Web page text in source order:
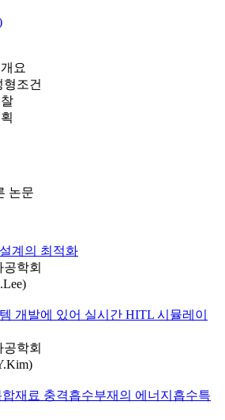
요
형조건
논문
계의 최적화
학회
개발에 있어 실시간 HITL 시뮬레이
학회
재료 충격흡수부재의 에너지흡수특